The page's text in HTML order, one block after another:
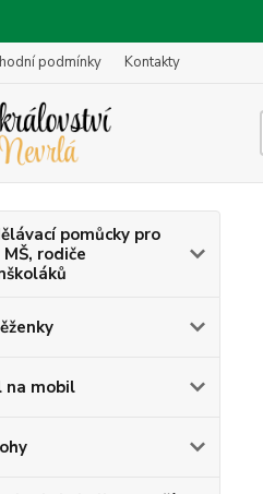
podmínky Kontakty
pomůcky pro
MŠ, rodiče
na mobil